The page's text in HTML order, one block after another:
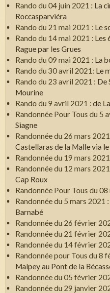
Rando du 04 juin 2021 : La
Roccasparviéra
Rando du 21 mai 2021 : Le
Rando du 14 mai 2021 : Les
Rague par les Grues
Rando du 09 mai 2021 : La
Rando du 30 avril 2021: Le
Rando du 23 avril 2021 : De
Mourine
Rando du 9 avril 2021 : de
Randonnée Pour Tous du 5
Siagne
Randonnée du 26 mars
Castellaras de la Malle via
Randonnée du 19 mars
Randonnée du 12 mars
Cap Roux
Randonnée Pour Tous du
Randonnée du 5 mars 2021 :
Barnabé
Randonnée du 26 février
Randonnée du 21 février
Randonnée du 14 février
Randonnée pour Tous du 8
Malpey au Pont de la
Randonnée du 05 février
Randonnée du 29 janvier